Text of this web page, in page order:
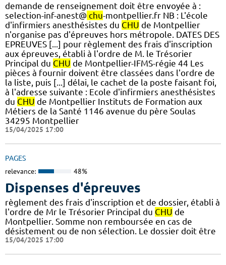
demande de renseignement doit être envoyée à :
selection-inf-anest@ chu-montpellier.fr NB : L'école
d'infirmiers anesthésistes du CHU de Montpellier
n'organise pas d'épreuves hors métropole. DATES DES
EPREUVES [...] pour règlement des frais d'inscription
aux épreuves, établi à l'ordre de M. le Trésorier
Principal du CHU de Montpellier-IFMS-régie 44 Les
pièces à fournir doivent être classées dans l'ordre de
la liste, puis [...] délai, le cachet de la poste faisant foi,
à l'adresse suivante : Ecole d'infirmiers anesthésistes
du CHU de Montpellier Instituts de Formation aux
Métiers de la Santé 1146 avenue du père Soulas
34295 Montpellier
15/04/2025 17:00
PAGES
relevance: 48%
Dispenses d'épreuves
règlement des frais d'inscription et de dossier, établi à
l'ordre de Mr le Trésorier Principal du CHU de
Montpellier. Somme non remboursée en cas de
désistement ou de non sélection. Le dossier doit être
15/04/2025 17:00